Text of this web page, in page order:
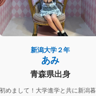
新潟大学２年
あみ
青森県出身
初めまして！大学進学と共に新潟暮